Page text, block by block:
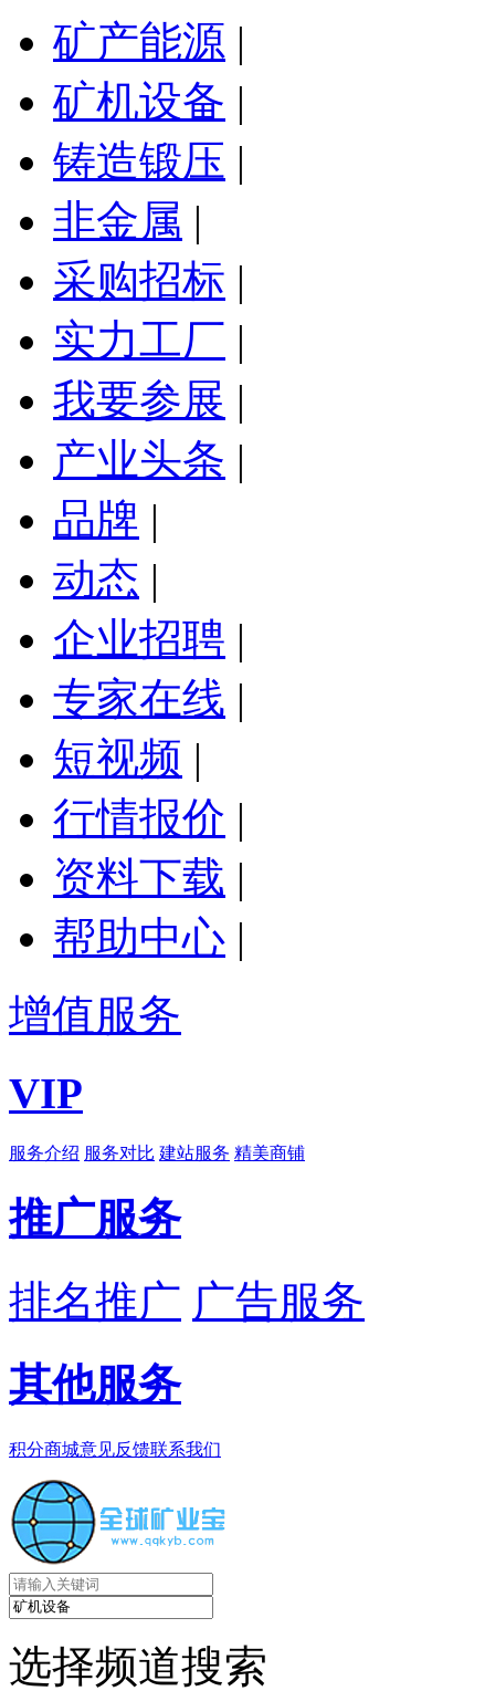
矿产能源 |
矿机设备 |
铸造锻压 |
非金属 |
采购招标 |
实力工厂 |
我要参展 |
产业头条 |
品牌 |
动态 |
企业招聘 |
专家在线 |
短视频 |
行情报价 |
资料下载 |
帮助中心 |
增值服务
VIP
服务介绍 服务对比 建站服务 精美商铺
推广服务
排名推广 广告服务
其他服务
积分商城意见反馈联系我们
选择频道搜索